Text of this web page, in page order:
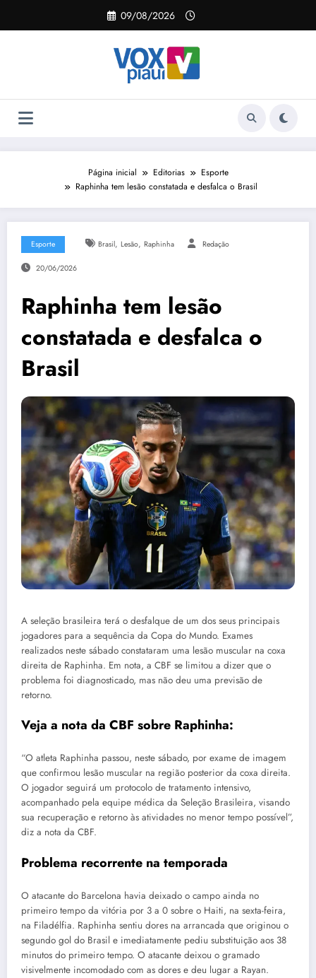
o
09/08/2026
Página inicial Editorias
Esporte
Raphinha tem lesão constatada e desfalca o Brasil
Esporte Brasil, Lesão, Raphinha Redação
20/06/2026
Raphinha tem lesão
constatada e desfalca o
Brasil
A seleção brasileira terá o desfalque de um dos seus principais
jogadores para a sequência da Copa do Mundo. Exames
realizados neste sábado constataram uma lesão muscular na coxa
direita de Raphinha. Em nota, a CBF se limitou a dizer que o
problema foi diagnosticado, mas não deu uma previsão de
retorno.
Veja a nota da CBF sobre Raphinha:
“O atleta Raphinha passou, neste sábado, por exame de imagem
que confirmou lesão muscular na região posterior da coxa direita.
O jogador seguirá um protocolo de tratamento intensivo,
acompanhado pela equipe médica da Seleção Brasileira, visando
sua recuperação e retorno às atividades no menor tempo possível”,
diz a nota da CBF.
Problema recorrente na temporada
O atacante do Barcelona havia deixado o campo ainda no
primeiro tempo da vitória por 3 a 0 sobre o Haiti, na sexta-feira,
na Filadélfia. Raphinha sentiu dores na arrancada que originou o
segundo gol do Brasil e imediatamente pediu substituição aos 38
minutos do primeiro tempo. O atacante deixou o gramado
visivelmente incomodado com as dores e deu lugar a Rayan.